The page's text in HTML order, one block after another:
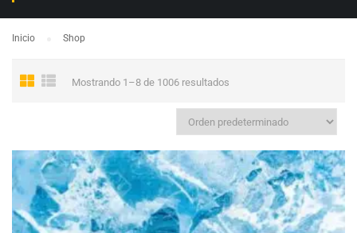
Inicio Shop
Mostrando 1–8 de 1006 resultados